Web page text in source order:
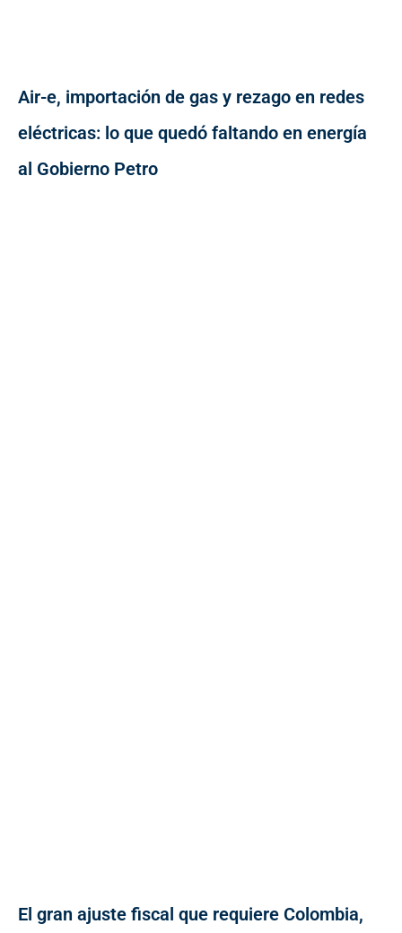
Air-e, importación de gas y rezago en redes
eléctricas: lo que quedó faltando en energía
al Gobierno Petro
El gran ajuste fiscal que requiere Colombia,